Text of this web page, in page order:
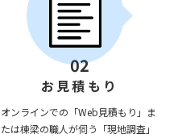
02
お見積もり
オンラインでの「Web見積もり」ま
たは棟梁の職人が伺う「現地調査」